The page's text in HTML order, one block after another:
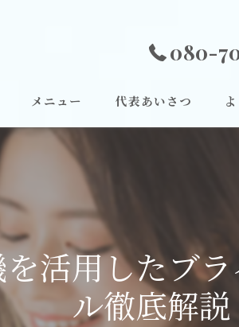
080-
メニュー 代表あいさつ
活用したブ
ル徹底解説